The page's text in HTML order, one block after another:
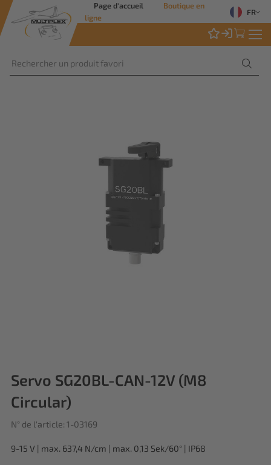
Page d'accueil
Boutique en
ligne
FR
Servo SG20BL-CAN-12V (M8
Circular)
N° de l'article: 1-03169
9-15 V | max. 637,4 N/cm | max. 0,13 Sek/60° | IP68